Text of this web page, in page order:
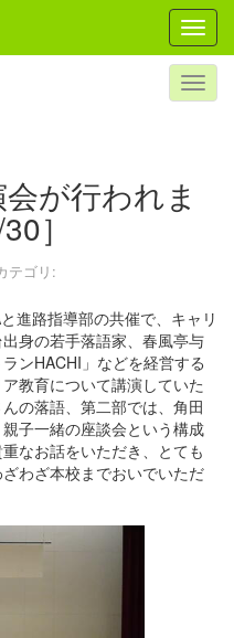
が行われま
］
テゴリ:
進路指導部の共催で、キャリ
身の若手落語家、春風亭与
ンHACHI」などを経営する
教育について講演していた
の落語、第二部では、角田
子一緒の座談会という構成
なお話をいただき、とても
わざ本校までおいでいただ